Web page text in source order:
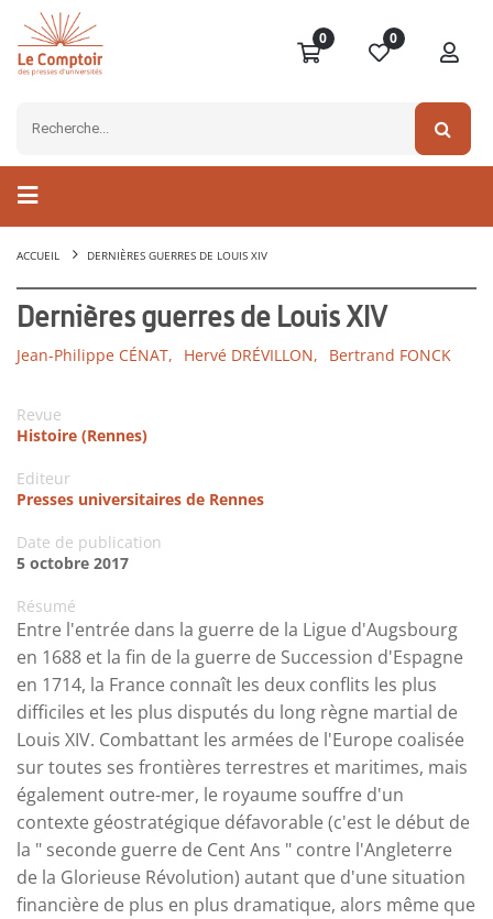
0 0
ACCUEIL DERNIÈRES GUERRES DE LOUIS XIV
Dernières guerres de Louis XIV
Jean-Philippe CÉNAT, Hervé DRÉVILLON, Bertrand FONCK
Revue
Histoire (Rennes)
Editeur
Presses universitaires de Rennes
Date de publication
5 octobre 2017
Résumé
Entre l'entrée dans la guerre de la Ligue d'Augsbourg
en 1688 et la fin de la guerre de Succession d'Espagne
en 1714, la France connaît les deux conflits les plus
difficiles et les plus disputés du long règne martial de
Louis XIV. Combattant les armées de l'Europe coalisée
sur toutes ses frontières terrestres et maritimes, mais
également outre-mer, le royaume souffre d'un
contexte géostratégique défavorable (c'est le début de
la " seconde guerre de Cent Ans " contre l'Angleterre
de la Glorieuse Révolution) autant que d'une situation
financière de plus en plus dramatique, alors même que